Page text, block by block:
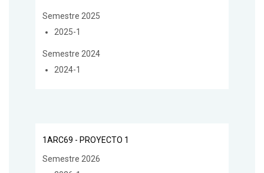
Semestre 2025
2025-1
Semestre 2024
2024-1
1ARC69 - PROYECTO 1
Semestre 2026